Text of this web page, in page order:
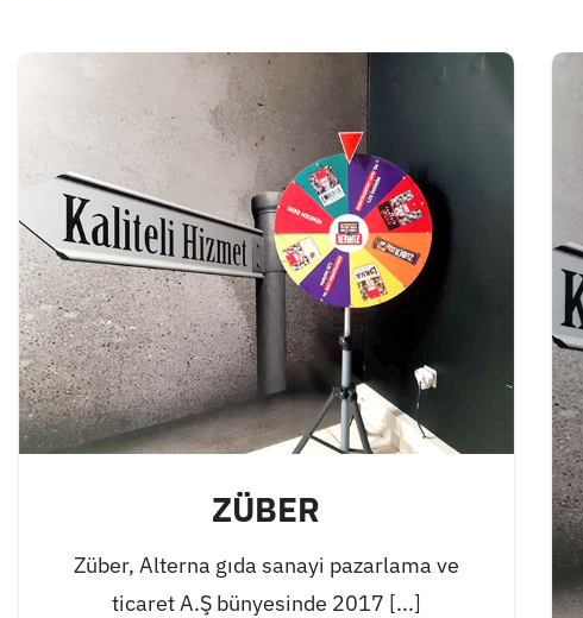
ZÜBER
Züber, Alterna gıda sanayi pazarlama ve
ticaret A.Ş bünyesinde 2017 [...]